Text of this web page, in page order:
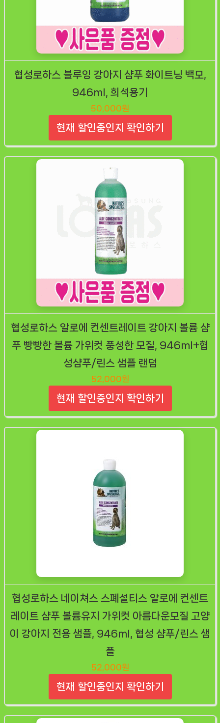
협성로하스 블루잉 강아지 샴푸 화이트닝 백모,
946ml, 희석용기
50,000원
현재 할인중인지 확인하기
협성로하스 알로에 컨센트레이트 강아지 볼륨 샴
푸 빵빵한 볼륨 가위컷 풍성한 모질, 946ml+협
성샴푸/린스 샘플 랜덤
52,000원
현재 할인중인지 확인하기
협성로하스 네이쳐스 스폐설티스 알로에 컨센트
레이트 샴푸 볼륨유지 가위컷 아름다운모질 고양
이 강아지 전용 샘플, 946ml, 협성 샴푸/린스 샘
플
52,000원
현재 할인중인지 확인하기